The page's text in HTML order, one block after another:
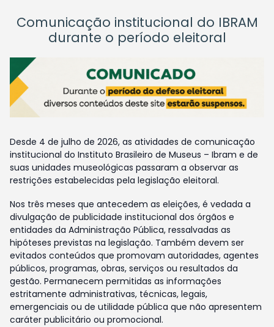
Comunicação institucional do IBRAM
durante o período eleitoral
Desde 4 de julho de 2026, as atividades de comunicação
institucional do Instituto Brasileiro de Museus – Ibram e de
suas unidades museológicas passaram a observar as
restrições estabelecidas pela legislação eleitoral.
Nos três meses que antecedem as eleições, é vedada a
divulgação de publicidade institucional dos órgãos e
entidades da Administração Pública, ressalvadas as
hipóteses previstas na legislação. Também devem ser
evitados conteúdos que promovam autoridades, agentes
públicos, programas, obras, serviços ou resultados da
gestão. Permanecem permitidas as informações
estritamente administrativas, técnicas, legais,
emergenciais ou de utilidade pública que não apresentem
caráter publicitário ou promocional.